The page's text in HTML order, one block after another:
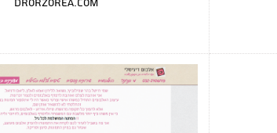
drorzorea.com